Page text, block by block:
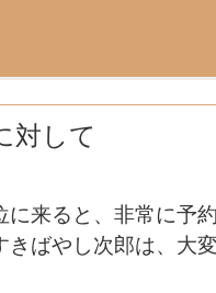
対して
来ると、非常に予
きばやし次郎は、大